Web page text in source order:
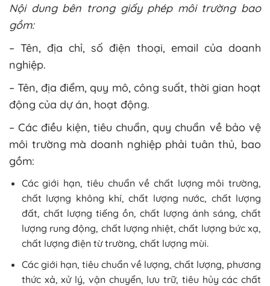
Nội dung bên trong giấy phép môi trường bao
gồm:
– Tên, địa chỉ, số điện thoại, email của doanh
nghiệp.
– Tên, địa điểm, quy mô, công suất, thời gian hoạt
động của dự án, hoạt động.
– Các điều kiện, tiêu chuẩn, quy chuẩn về bảo vệ
môi trường mà doanh nghiệp phải tuân thủ, bao
gồm:
Các giới hạn, tiêu chuẩn về chất lượng môi trường,
chất lượng không khí, chất lượng nước, chất lượng
đất, chất lượng tiếng ồn, chất lượng ánh sáng, chất
lượng rung động, chất lượng nhiệt, chất lượng bức xạ,
chất lượng điện từ trường, chất lượng mùi.
Các giới hạn, tiêu chuẩn về lượng, chất lượng, phương
thức xả, xử lý, vận chuyển, lưu trữ, tiêu hủy các chất